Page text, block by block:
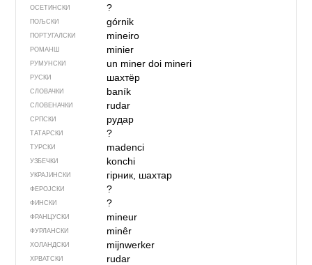
ОСЕТИНСКИ ?
ПОЉСКИ górnik
ПОРТУГАЛСКИ mineiro
РОМАНШ minier
РУМУНСКИ un minerdoi mineri
РУСКИ шахтёр
СЛОВАЧКИ baník
СЛОВЕНАЧКИ rudar
СРПСКИ рудар
ТАТАРСКИ ?
ТУРСКИ madenci
УЗБЕЧКИ konchi
УКРАЈИНСКИ гірник, шахтар
ФЕРОЈСКИ ?
ФИНСКИ ?
ФРАНЦУСКИ mineur
ФУРЛАНСКИ minêr
ХОЛАНДСКИ mijnwerker
ХРВАТСКИ rudar